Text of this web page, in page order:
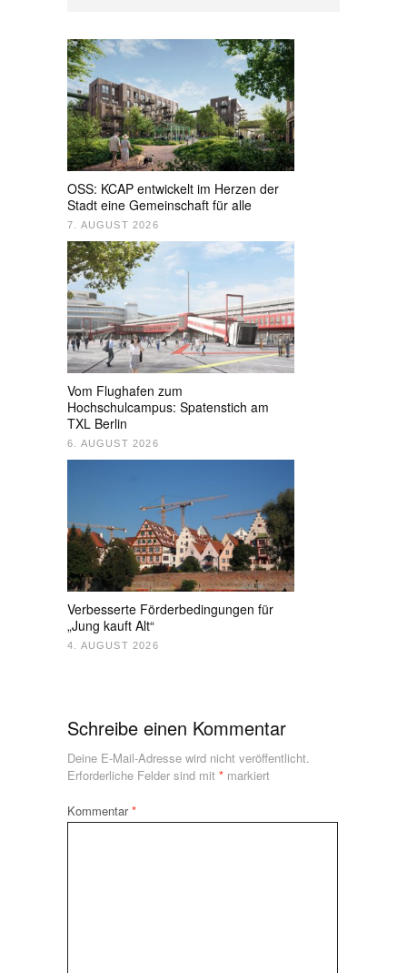
OSS: KCAP entwickelt im Herzen der
Stadt eine Gemeinschaft für alle
7. AUGUST 2026
Vom Flughafen zum
Hochschulcampus: Spatenstich am
TXL Berlin
6. AUGUST 2026
Verbesserte Förderbedingungen für
„Jung kauft Alt“
4. AUGUST 2026
Schreibe einen Kommentar
Deine E-Mail-Adresse wird nicht veröffentlicht.
Erforderliche Felder sind mit * markiert
Kommentar*